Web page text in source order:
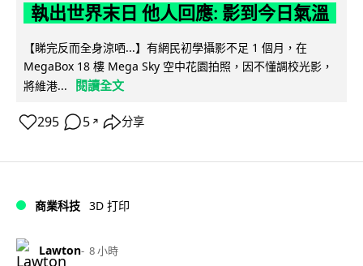
執出世界末日 他人回應: 影到今日氣溫
【睇完反而全身涼哂...】有網民初學攝影不足 1 個月，在
MegaBox 18 樓 Mega Sky 空中花園拍照，因不懂調校光影，
將維港...
閱讀全文
295 5 ↗ 分享
商業科技 3D 打印
Lawton 8 小時